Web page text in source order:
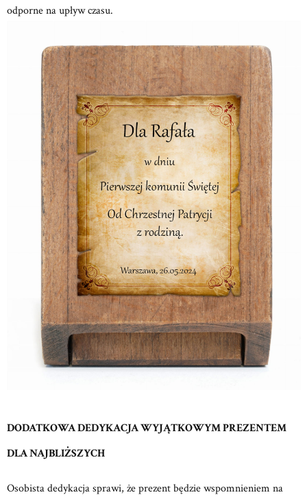
odporne na upływ czasu.
DODATKOWA DEDYKACJA WYJĄTKOWYM PREZENTEM
DLA NAJBLIŻSZYCH
Osobista dedykacja sprawi, że prezent będzie wspomnieniem na